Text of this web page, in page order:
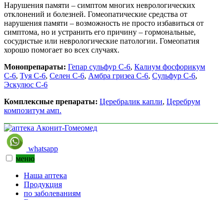
Нарушения памяти – симптом многих неврологических
отклонений и болезней. Гомеопатические средства от
нарушения памяти – возможность не просто избавиться от
симптома, но и устранить его причину – гормональные,
сосудистые или неврологические патологии. Гомеопатия
хорошо помогает во всех случаях.
Монопрепараты: Гепар сульфур С-6, Калиум фосфорикум
С-6, Туя С-6, Селен С-6, Амбра гризеа С-6, Сульфур С-6,
Эскулюс С-6
Комплексные препараты: Церебралик капли, Церебрум
композитум амп.
whatsapp
меню
Наша аптека
Продукция
по заболеваниям